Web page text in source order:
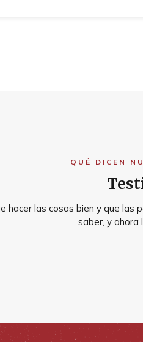
QUÉ DICEN
hacer las cosas bien y que las
saber, y ahora